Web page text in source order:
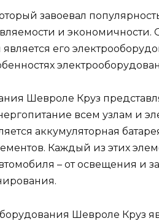
завоевал
и
является его
Шевроле Круз
всем узлам и
аккумуляторная
Каждый из этих
– от освещения и
Шевроле Круз